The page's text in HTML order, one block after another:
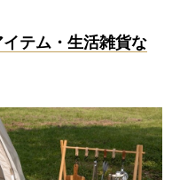
イテム・生活雑貨な